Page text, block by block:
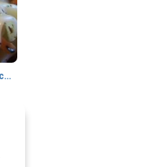
macarrão e cenouras com ervas picadas